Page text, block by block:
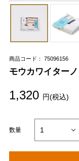
商品コード： 75096156
モウカワイター
1,320 円(税込)
数量